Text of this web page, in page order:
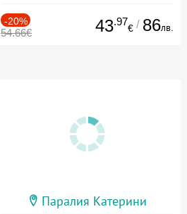
-20%
54.66€ 43.97
€ / 86лв.
Паралия Катерини